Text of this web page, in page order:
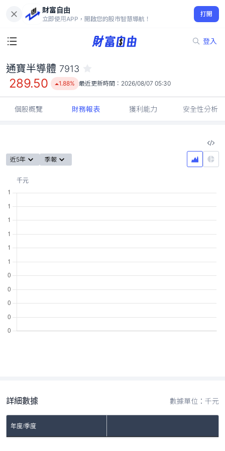
財富自由
立即使用APP，開啟您的股市智慧導航！
打開
登入
289.50
1.88%
通寶半導體 7913
289.50 1.88% 最近更新時間： 2026/08/07 05:30
個股概覽 財務報表 獲利能力 安全性分析
近5年 季報
詳細數據 數據單位：千元
年度/季度